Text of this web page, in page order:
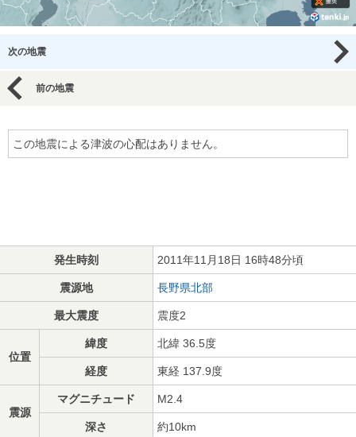
次の地震
前の地震
この地震による津波の心配はありません。
発生時刻 2011年11月18日 16時48分頃
震源地 長野県北部
最大震度 震度2
位置
緯度 北緯 36.5度
経度 東経 137.9度
震源
マグニチュード M2.4
深さ 約10km